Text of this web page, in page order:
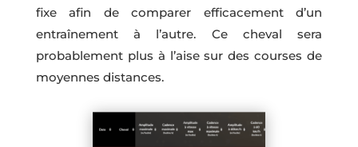
fixe afin de comparer efficacement d’un
entraînement à l’autre. Ce cheval sera
probablement plus à l’aise sur des courses de
moyennes distances.